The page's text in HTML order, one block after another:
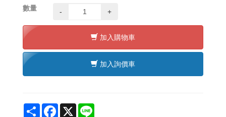
數量 - +
加入購物車
加入詢價車
Share Facebook
X